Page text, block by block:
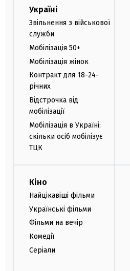
Україні
Звільнення з військової
служби
Мобілізація 50+
Мобілізація жінок
Контракт для 18-24-
річних
Відстрочка від
мобілізації
Мобілізація в Україні:
скільки осіб мобілізує
ТЦК
Кіно
Найцікавіші фільми
Українські фільми
Фільми на вечір
Комедії
Серіали